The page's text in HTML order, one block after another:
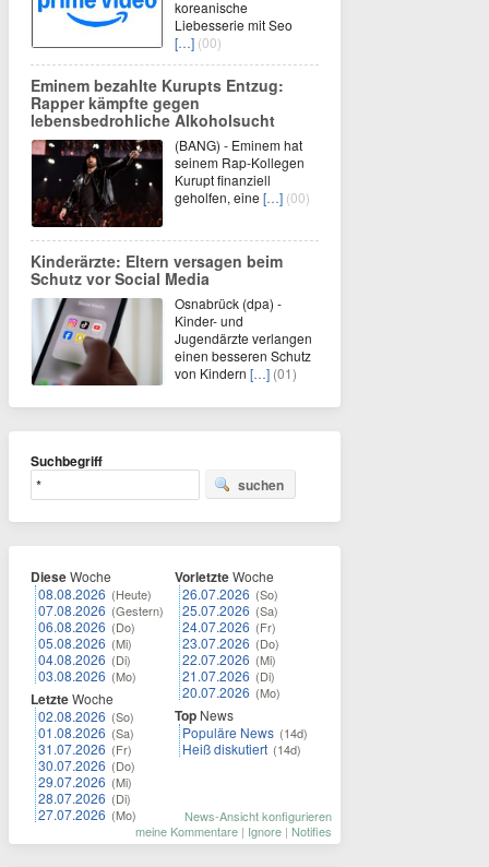
koreanische
Liebesserie mit Seo
[…] (00)
Eminem bezahlte Kurupts Entzug:
Rapper kämpfte gegen
lebensbedrohliche Alkoholsucht
(BANG) - Eminem hat
seinem Rap-Kollegen
Kurupt finanziell
geholfen, eine […] (00)
Kinderärzte: Eltern versagen beim
Schutz vor Social Media
Osnabrück (dpa) -
Kinder- und
Jugendärzte verlangen
einen besseren Schutz
von Kindern […] (01)
Suchbegriff
suchen
DieseWoche
08.08.2026 (Heute)
07.08.2026 (Gestern)
06.08.2026 (Do)
05.08.2026 (Mi)
04.08.2026 (Di)
03.08.2026 (Mo)
LetzteWoche
02.08.2026 (So)
01.08.2026 (Sa)
31.07.2026 (Fr)
30.07.2026 (Do)
29.07.2026 (Mi)
28.07.2026 (Di)
27.07.2026 (Mo)
VorletzteWoche
26.07.2026 (So)
25.07.2026 (Sa)
24.07.2026 (Fr)
23.07.2026 (Do)
22.07.2026 (Mi)
21.07.2026 (Di)
20.07.2026 (Mo)
Top News
Populäre News (14d)
Heiß diskutiert (14d)
News-Ansicht konfigurieren
meine Kommentare | Ignore | Notifies